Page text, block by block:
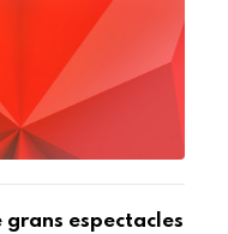
espectacles